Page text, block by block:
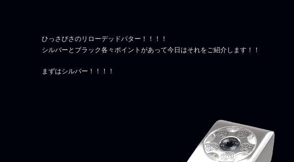
ひっさびさのリローデッドパター！！！！
シルバーとブラック各々ポイントがあって今日はそれをご紹介します！！
まずはシルバー！！！！